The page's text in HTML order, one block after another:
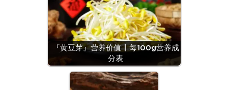
『黄豆芽』营养价值 | 每100g营养成
分表